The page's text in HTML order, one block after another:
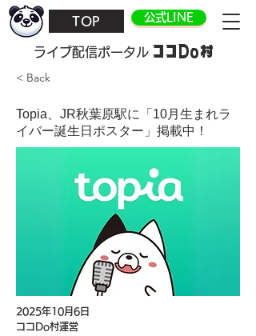
TOP 公式LINE
​ライブ配信ポータル ココDo村
< Back
Topia、JR秋葉原駅に「10月生まれラ
イバー誕生日ポスター」掲載中！
2025年10月6日
ココDo村運営